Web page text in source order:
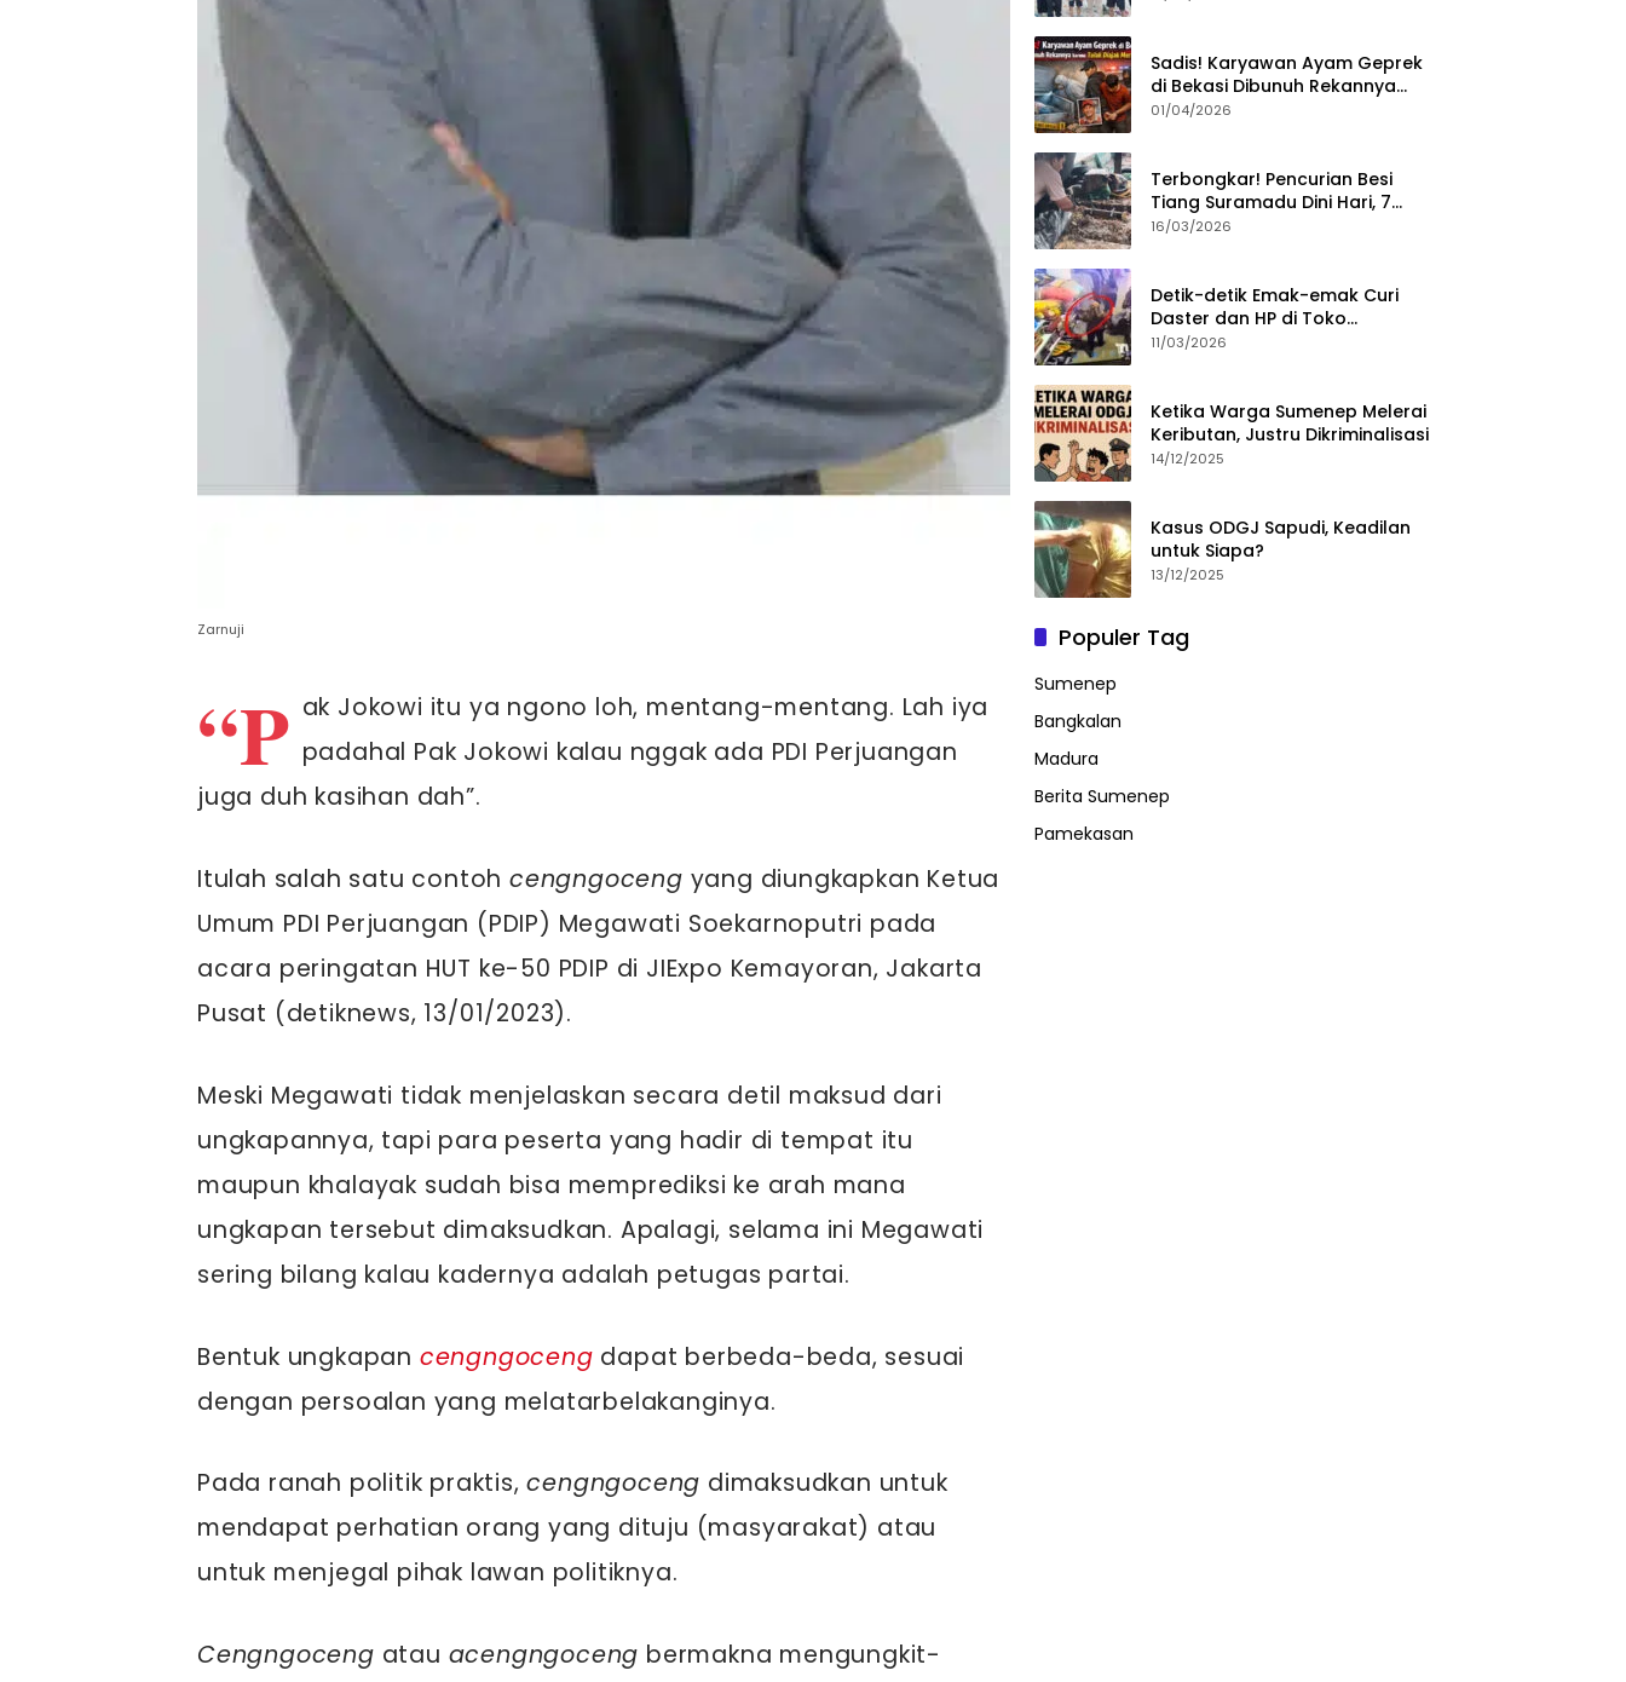
Zarnuji
“P ak Jokowi itu ya ngono loh, mentang-mentang. Lah iya
padahal Pak Jokowi kalau nggak ada PDI Perjuangan
juga duh kasihan dah”.
Itulah salah satu contoh cengngoceng yang diungkapkan Ketua
Umum PDI Perjuangan (PDIP) Megawati Soekarnoputri pada
acara peringatan HUT ke-50 PDIP di JIExpo Kemayoran, Jakarta
Pusat (detiknews, 13/01/2023).
Meski Megawati tidak menjelaskan secara detil maksud dari
ungkapannya, tapi para peserta yang hadir di tempat itu
maupun khalayak sudah bisa memprediksi ke arah mana
ungkapan tersebut dimaksudkan. Apalagi, selama ini Megawati
sering bilang kalau kadernya adalah petugas partai.
Bentuk ungkapan cengngoceng dapat berbeda-beda, sesuai
dengan persoalan yang melatarbelakanginya.
Pada ranah politik praktis,cengngoceng dimaksudkan untuk
mendapat perhatian orang yang dituju (masyarakat) atau
untuk menjegal pihak lawan politiknya.
Cengngoceng atau acengngoceng bermakna mengungkit-
Sadis! Karyawan Ayam Geprek
di Bekasi Dibunuh Rekannya
karena Tolak Diajak Merampok
01/04/2026
Terbongkar! Pencurian Besi
Tiang Suramadu Dini Hari, 7
ABK Ditangkap Polisi
16/03/2026
Detik-detik Emak-emak Curi
Daster dan HP di Toko
Sumenep, Aksi Terekam CCTV
11/03/2026
Ketika Warga Sumenep Melerai
Keributan, Justru Dikriminalisasi
14/12/2025
Kasus ODGJ Sapudi, Keadilan
untuk Siapa?
13/12/2025
Populer Tag
Sumenep
Bangkalan
Madura
Berita Sumenep
Pamekasan